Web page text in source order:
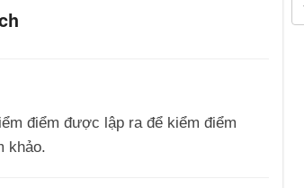
điểm được lập ra để kiểm điểm
khảo.